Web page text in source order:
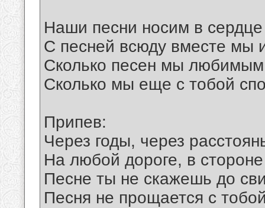
Наши песни носим в
С песней всюду вместе мы
Сколько песен мы
Сколько мы еще с тобой
Припев:
Через годы, через
На любой дороге, в
Песне ты не скажешь до
Песня не прощается с